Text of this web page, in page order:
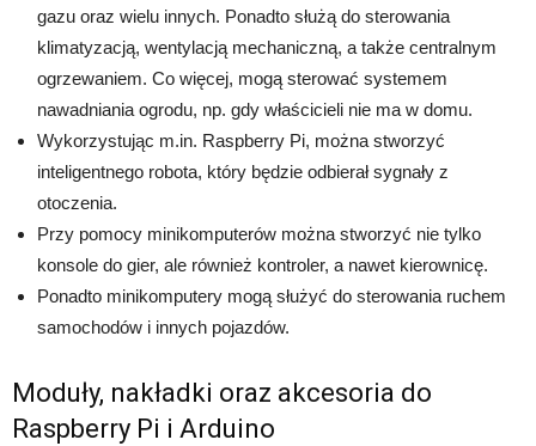
gazu oraz wielu innych. Ponadto służą do sterowania
klimatyzacją, wentylacją mechaniczną, a także centralnym
ogrzewaniem. Co więcej, mogą sterować systemem
nawadniania ogrodu, np. gdy właścicieli nie ma w domu.
Wykorzystując m.in. Raspberry Pi, można stworzyć
inteligentnego robota, który będzie odbierał sygnały z
otoczenia.
Przy pomocy minikomputerów można stworzyć nie tylko
konsole do gier, ale również kontroler, a nawet kierownicę.
Ponadto minikomputery mogą służyć do sterowania ruchem
samochodów i innych pojazdów.
Moduły, nakładki oraz akcesoria do
Raspberry Pi i Arduino